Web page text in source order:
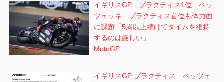
イギリスGP プラクティス1位 ベッ
ツェッキ プラクティス首位も体力面
に課題「5周以上続けてタイムを維持
するのは厳しい」
MotoGP
イギリスGP プラクティス ベッツェ